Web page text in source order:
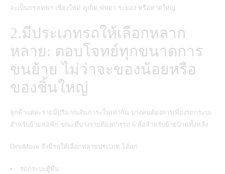
จะเป็นกรุงเทพฯ เชียงใหม่ ภูเก็ต พัทยา ระยอง หรือหาดใหญ่
2.มีประเภทรถให้เลือกหลาก
หลาย: ตอบโจทย์ทุกขนาดการ
ขนย้าย ไม่ว่าจะของน้อยหรือ
ของชิ้นใหญ่
ลูกค้าแต่ละรายมีปริมาณสัมภาระไม่เท่ากัน บางคนต้องการเพียงรถกระบะ
สำหรับย้ายหอพัก ขณะที่บางรายต้องการรถ 6 ล้อสำหรับย้ายบ้านทั้งหลัง
DinoMove จึงมีรถให้เลือกหลายประเภท ได้แก่
รถกระบะตู้ทึบ